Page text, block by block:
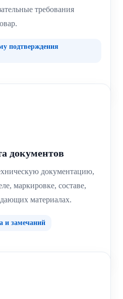
требования
подтверждения
документов
документацию,
маркировке, составе,
материалах.
и замечаний